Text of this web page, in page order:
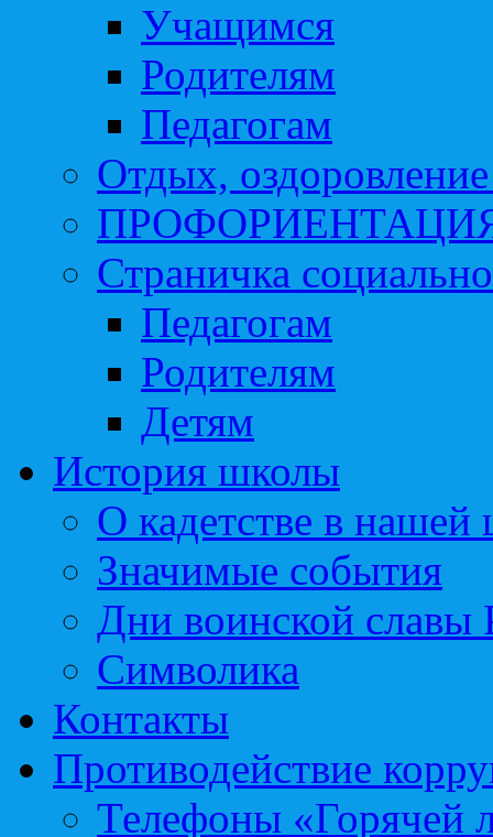
Учащимся
Родителям
Педагогам
Отдых, оздоровление
Страничка
Педагогам
Родителям
Детям
История школы
О кадетстве в нашей
Значимые события
Дни воинской славы
Символика
Контакты
Противодействие
Телефоны «Горячей